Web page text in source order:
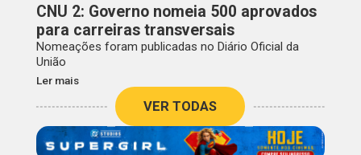
CNU 2: Governo nomeia 500 aprovados
para carreiras transversais
Nomeações foram publicadas no Diário Oficial da
União
Ler mais
VER TODAS